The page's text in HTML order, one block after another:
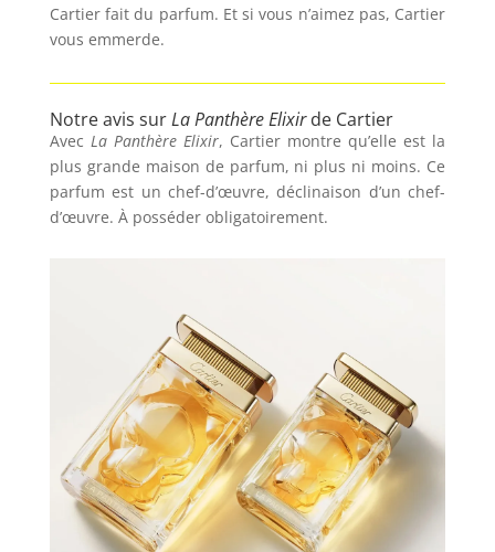
Cartier fait du parfum. Et si vous n’aimez pas, Cartier
vous emmerde.
Notre avis surLa Panthère Elixirde Cartier
Avec La Panthère Elixir, Cartier montre qu’elle est la
plus grande maison de parfum, ni plus ni moins. Ce
parfum est un chef-d’œuvre, déclinaison d’un chef-
d’œuvre. À posséder obligatoirement.